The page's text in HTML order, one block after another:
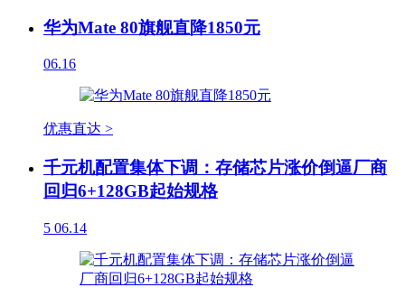
华为Mate 80旗舰直降1850元
06.16
优惠直达 >
千元机配置集体下调：存储芯片涨价倒逼厂商
回归6+128GB起始规格
5 06.14